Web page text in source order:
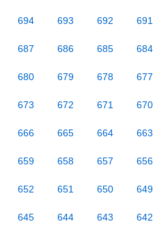
694 693 692 691
687 686 685 684
680 679 678 677
673 672 671 670
666 665 664 663
659 658 657 656
652 651 650 649
645 644 643 642